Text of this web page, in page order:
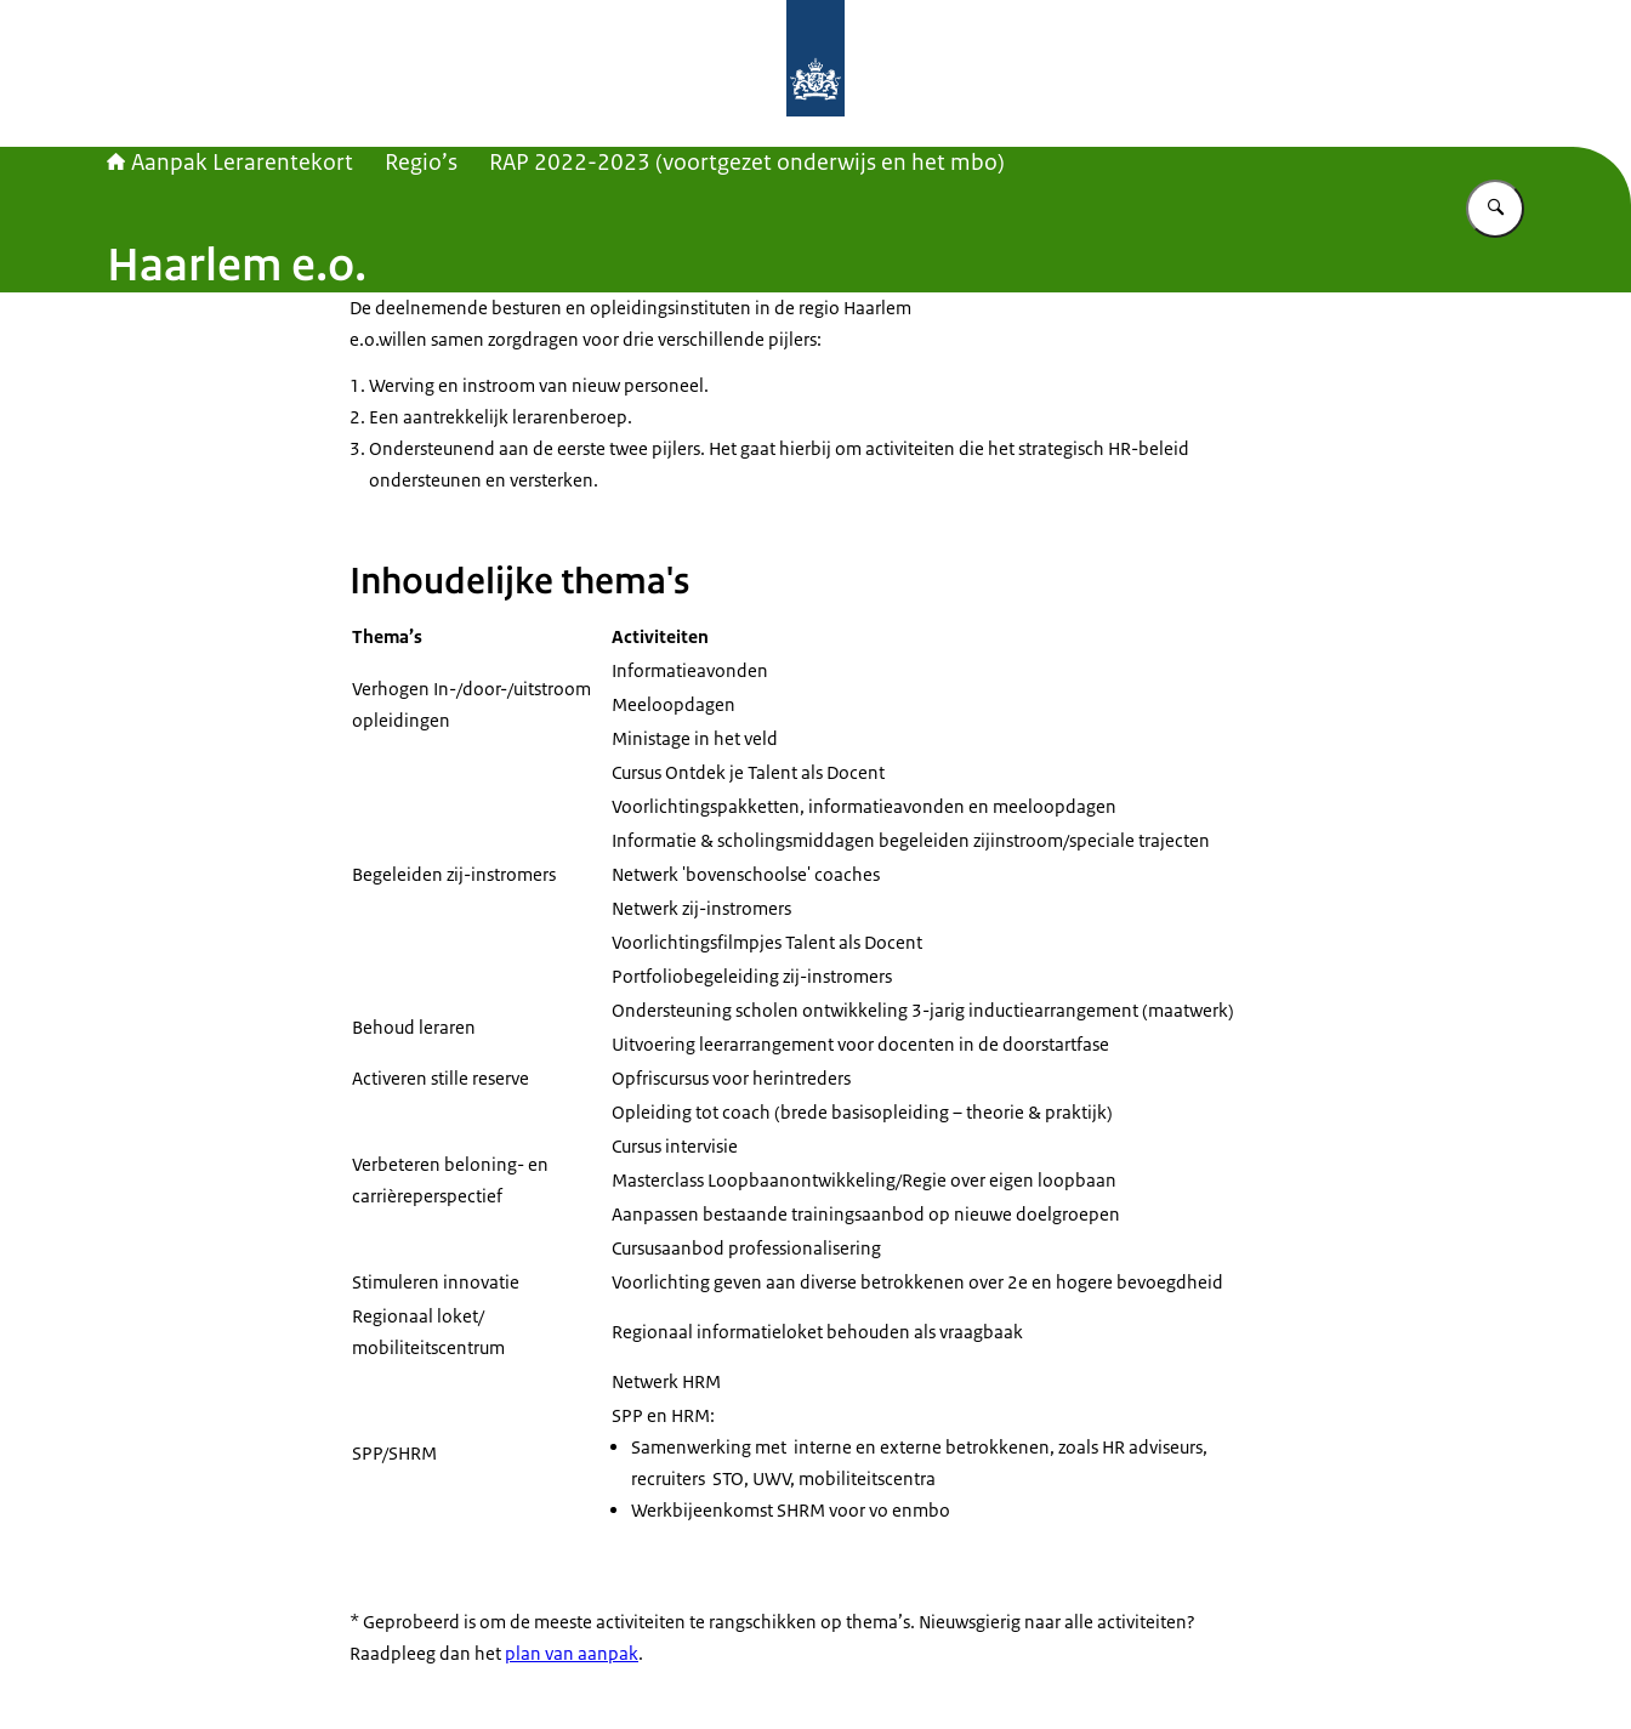
Aanpak Lerarentekort Regio’s RAP 2022-2023 (voortgezet onderwijs en het mbo)
Vul in wat u
Haarlem e.o.
De deelnemende besturen en opleidingsinstituten in de regio Haarlem
e.o.willen samen zorgdragen voor drie verschillende pijlers:
Werving en instroom van nieuw personeel.
Een aantrekkelijk lerarenberoep.
Ondersteunend aan de eerste twee pijlers. Het gaat hierbij om activiteiten die het strategisch HR-beleid
ondersteunen en versterken.
Inhoudelijke thema's
Thema’s Activiteiten
Verhogen In-/door-/uitstroom
opleidingen
Informatieavonden
Meeloopdagen
Ministage in het veld
Begeleiden zij-instromers
Cursus Ontdek je Talent als Docent
Voorlichtingspakketten, informatieavonden en meeloopdagen
Informatie & scholingsmiddagen begeleiden zijinstroom/speciale trajecten
Netwerk 'bovenschoolse' coaches
Netwerk zij-instromers
Voorlichtingsfilmpjes Talent als Docent
Portfoliobegeleiding zij-instromers
Behoud leraren
Ondersteuning scholen ontwikkeling 3-jarig inductiearrangement (maatwerk)
Uitvoering leerarrangement voor docenten in de doorstartfase
Activeren stille reserve
Opfriscursus voor herintreders
Verbeteren beloning- en
carrièreperspectief
Opleiding tot coach (brede basisopleiding – theorie & praktijk)
Cursus intervisie
Masterclass Loopbaanontwikkeling/Regie over eigen loopbaan
Aanpassen bestaande trainingsaanbod op nieuwe doelgroepen
Cursusaanbod professionalisering
Stimuleren innovatie
Voorlichting geven aan diverse betrokkenen over 2e en hogere bevoegdheid
Regionaal loket/
mobiliteitscentrum
Regionaal informatieloket behouden als vraagbaak
SPP/SHRM
Netwerk HRM
SPP en HRM:
Samenwerking met interne en externe betrokkenen, zoals HR adviseurs,
recruiters STO, UWV, mobiliteitscentra
Werkbijeenkomst SHRM voor vo enmbo
* Geprobeerd is om de meeste activiteiten te rangschikken op thema’s. Nieuwsgierig naar alle activiteiten?
Raadpleeg dan het plan van aanpak.